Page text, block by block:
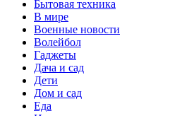
Бытовая техника
В мире
Военные новости
Волейбол
Гаджеты
Дача и сад
Дети
Дом и сад
Еда